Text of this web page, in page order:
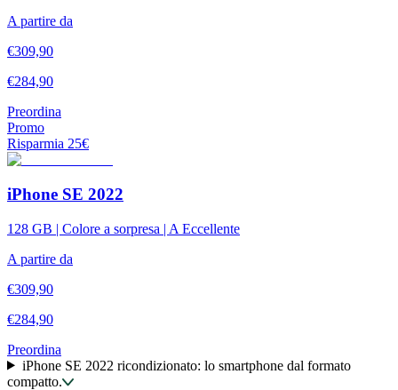
A partire da
€309,90
€284,90
Preordina
Promo
Risparmia 25€
iPhone SE 2022
128 GB | Colore a sorpresa | A Eccellente
A partire da
€309,90
€284,90
Preordina
iPhone SE 2022 ricondizionato: lo smartphone dal formato
compatto.